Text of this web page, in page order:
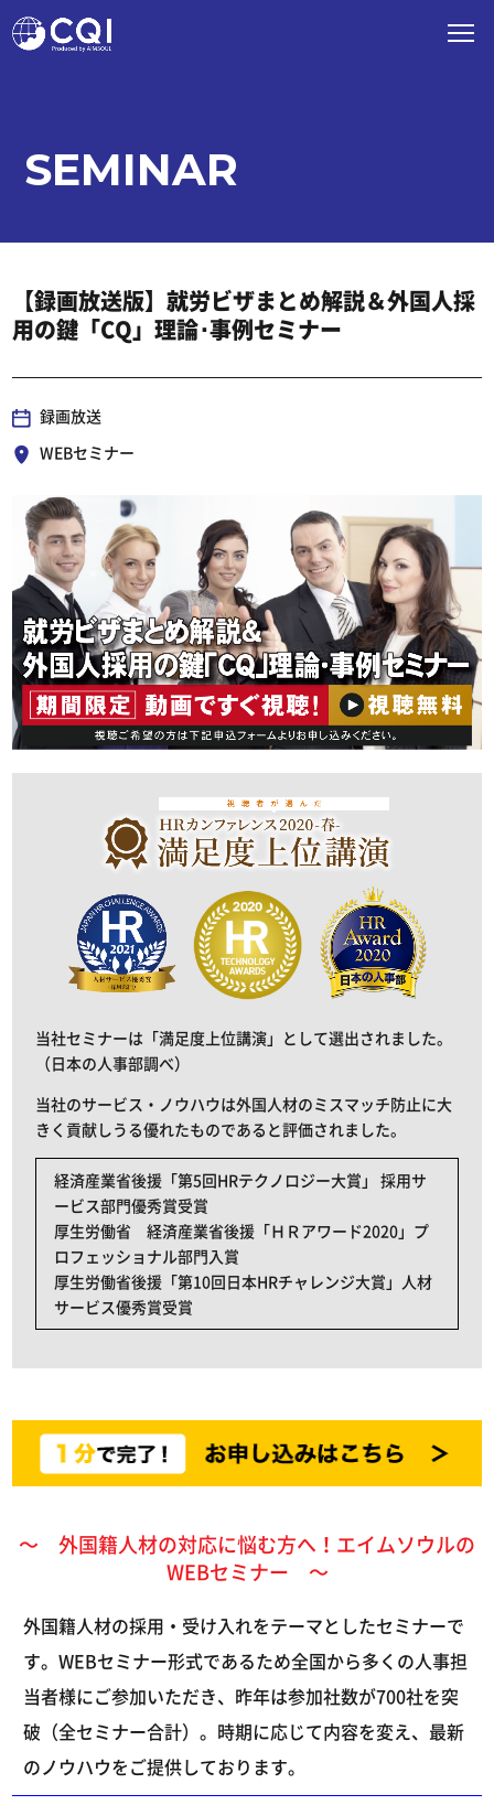
SEMINAR
【録画放送版】就労ビザまとめ解説＆外国人採
用の鍵「CQ」理論･事例セミナー
録画放送
WEBセミナー
当社セミナーは「満足度上位講演」として選出されました。
（日本の人事部調べ）
当社のサービス・ノウハウは外国人材のミスマッチ防止に大
きく貢献しうる優れたものであると評価されました。
経済産業省後援「第5回HRテクノロジー大賞」 採用サ
ービス部門優秀賞受賞
厚生労働省 経済産業省後援「ＨＲアワード2020」プ
ロフェッショナル部門入賞
厚生労働省後援「第10回日本HRチャレンジ大賞」人材
サービス優秀賞受賞
～ 外国籍人材の対応に悩む方へ！エイムソウルの
WEBセミナー ～
外国籍人材の採用・受け入れをテーマとしたセミナーで
す。WEBセミナー形式であるため全国から多くの人事担
当者様にご参加いただき、昨年は参加社数が700社を突
破（全セミナー合計）。時期に応じて内容を変え、最新
のノウハウをご提供しております。